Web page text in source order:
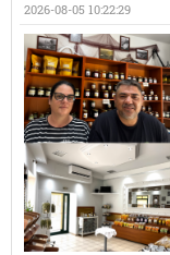
2026-08-05 10:22:29